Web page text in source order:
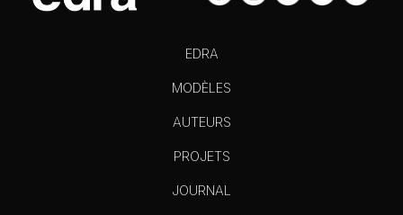
EDRA
MODÈLES
AUTEURS
PROJETS
JOURNAL